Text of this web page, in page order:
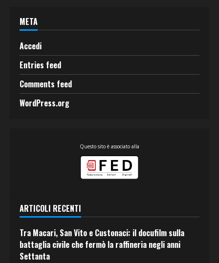
META
Accedi
Entries feed
Comments feed
WordPress.org
Questo sito è associato alla
ARTICOLI RECENTI
Tra Macari, San Vito e Custonaci: il docufilm sulla
battaglia civile che fermò la raffineria negli anni
Settanta